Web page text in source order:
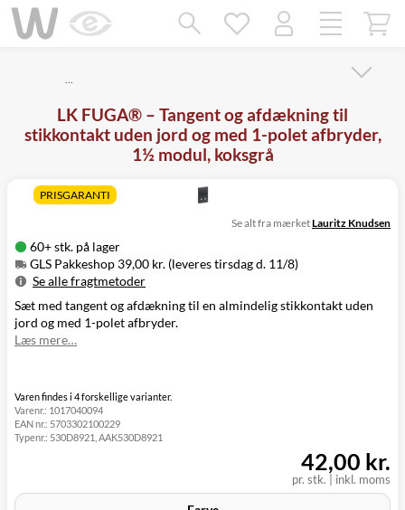
…
LK FUGA® – Tangent og afdækning til
stikkontakt uden jord og med 1-polet afbryder,
1½ modul, koksgrå
PRISGARANTI
60+ stk. på lager
GLS Pakkeshop 39,00 kr. (leveres tirsdag d. 11/8)
Se alle fragtmetoder
Metode
Pris
Leveres
GLS Pakkeshop
39,00 kr.
GLS
Click&Collect i
Svenstrup
(9230)
Se alt fra mærketLauritz Knudsen
Sæt med tangent og afdækning til en almindelig stikkontakt uden
jord og med 1-polet afbryder.
Læs mere…
Varen findes i 4 forskellige varianter.
Varenr.: 1017040094
EAN nr.: 5703302100229
Typenr.: 530D8921, AAK530D8921
pr. stk. inkl. moms
42,00 kr.
Mangler chatten?
Ret samtykke!